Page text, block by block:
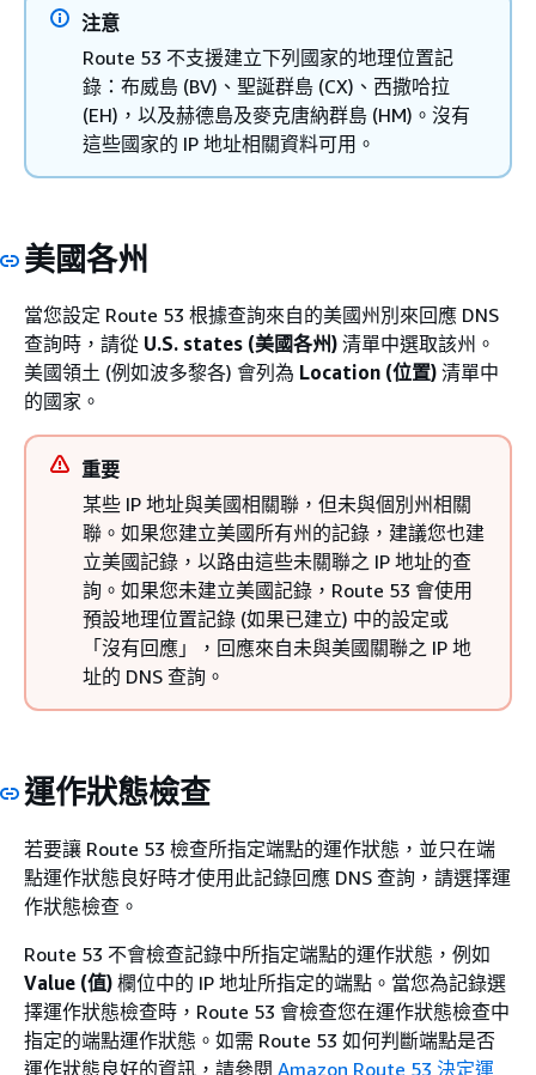
注意
Route 53 不支援建立下列國家的地理位置記
錄：布威島 (BV)、聖誕群島 (CX)、西撒哈拉
(EH)，以及赫德島及麥克唐納群島 (HM)。沒有
這些國家的 IP 地址相關資料可用。
美國各州
當您設定 Route 53 根據查詢來自的美國州別來回應 DNS
查詢時，請從 U.S. states (美國各州) 清單中選取該州。
美國領土 (例如波多黎各) 會列為 Location (位置) 清單中
的國家。
重要
某些 IP 地址與美國相關聯，但未與個別州相關
聯。如果您建立美國所有州的記錄，建議您也建
立美國記錄，以路由這些未關聯之 IP 地址的查
詢。如果您未建立美國記錄，Route 53 會使用
預設地理位置記錄 (如果已建立) 中的設定或
「沒有回應」，回應來自未與美國關聯之 IP 地
址的 DNS 查詢。
運作狀態檢查
若要讓 Route 53 檢查所指定端點的運作狀態，並只在端
點運作狀態良好時才使用此記錄回應 DNS 查詢，請選擇運
作狀態檢查。
Route 53 不會檢查記錄中所指定端點的運作狀態，例如
Value (值) 欄位中的 IP 地址所指定的端點。當您為記錄選
擇運作狀態檢查時，Route 53 會檢查您在運作狀態檢查中
指定的端點運作狀態。如需 Route 53 如何判斷端點是否
運作狀態良好的資訊，請參閱 Amazon Route 53 決定運